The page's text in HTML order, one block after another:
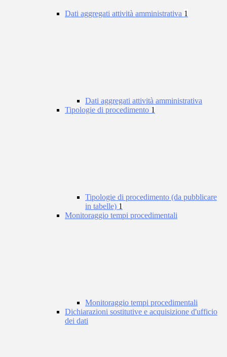
Dati aggregati attività amministrativa 1
Dati aggregati attività amministrativa
Tipologie di procedimento 1
Tipologie di procedimento (da pubblicare
in tabelle) 1
Monitoraggio tempi procedimentali
Monitoraggio tempi procedimentali
Dichiarazioni sostitutive e acquisizione d'ufficio
dei dati